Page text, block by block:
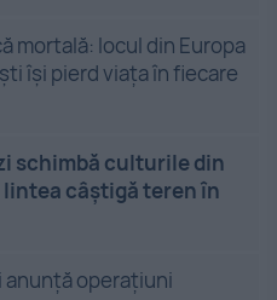
mortală: locul din Europa
își pierd viața în fiecare
schimbă culturile din
câștigă teren în
anunță operațiuni